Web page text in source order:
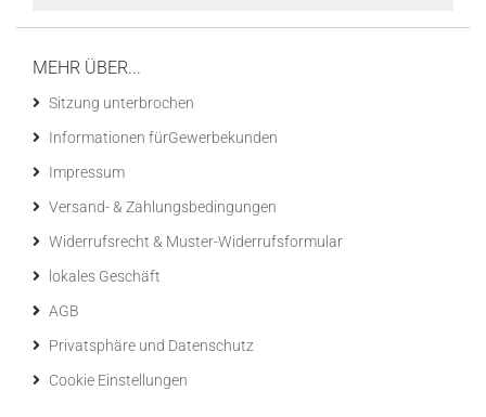
MEHR ÜBER...
Sitzung unterbrochen
Informationen fürGewerbekunden
Impressum
Versand- & Zahlungsbedingungen
Widerrufsrecht & Muster-Widerrufsformular
lokales Geschäft
AGB
Privatsphäre und Datenschutz
Cookie Einstellungen